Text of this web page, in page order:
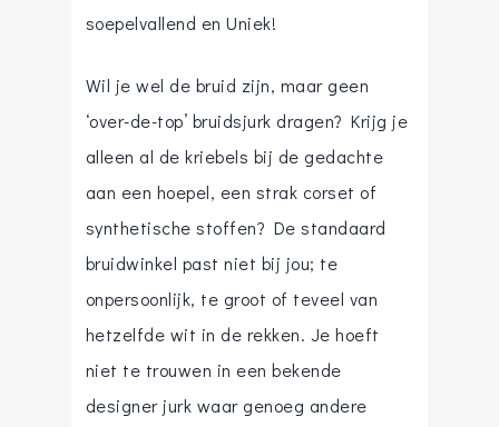
soepelvallend en Uniek!
Wil je wel de bruid zijn, maar geen
‘over-de-top’ bruidsjurk dragen? Krijg je
alleen al de kriebels bij de gedachte
aan een hoepel, een strak corset of
synthetische stoffen? De standaard
bruidwinkel past niet bij jou; te
onpersoonlijk, te groot of teveel van
hetzelfde wit in de rekken. Je hoeft
niet te trouwen in een bekende
designer jurk waar genoeg andere